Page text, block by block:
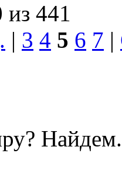
из 441
| 3 4 5 6 7 |